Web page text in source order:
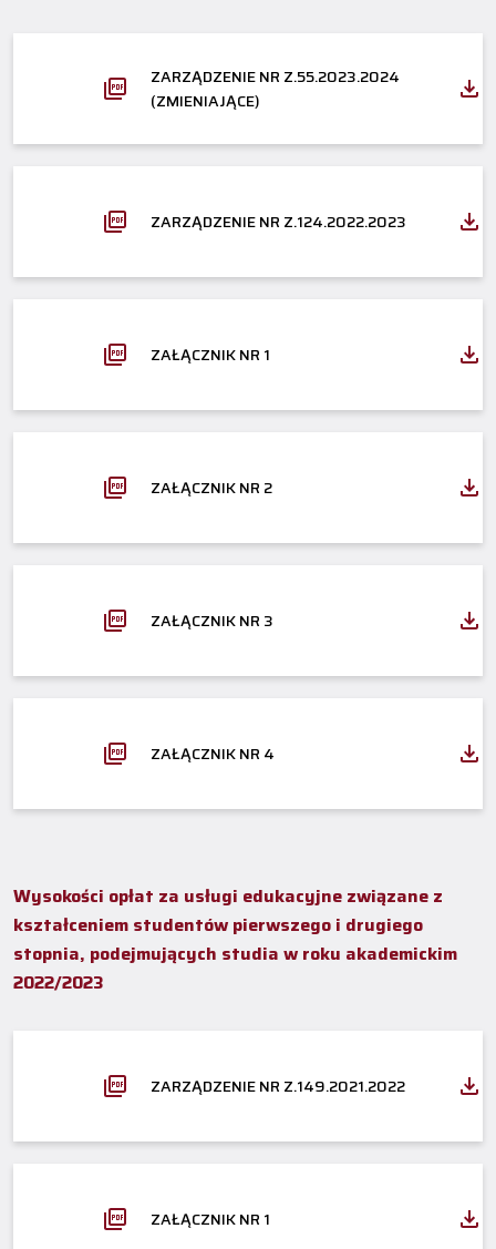
ZARZĄDZENIE NR Z.55.2023.2024
(ZMIENIAJĄCE)
ZARZĄDZENIE NR Z.124.2022.2023
ZAŁĄCZNIK NR 1
ZAŁĄCZNIK NR 2
ZAŁĄCZNIK NR 3
ZAŁĄCZNIK NR 4
Wysokości opłat za usługi edukacyjne związane z
kształceniem studentów pierwszego i drugiego
stopnia, podejmujących studia w roku akademickim
2022/2023
ZARZĄDZENIE NR Z.149.2021.2022
ZAŁĄCZNIK NR 1